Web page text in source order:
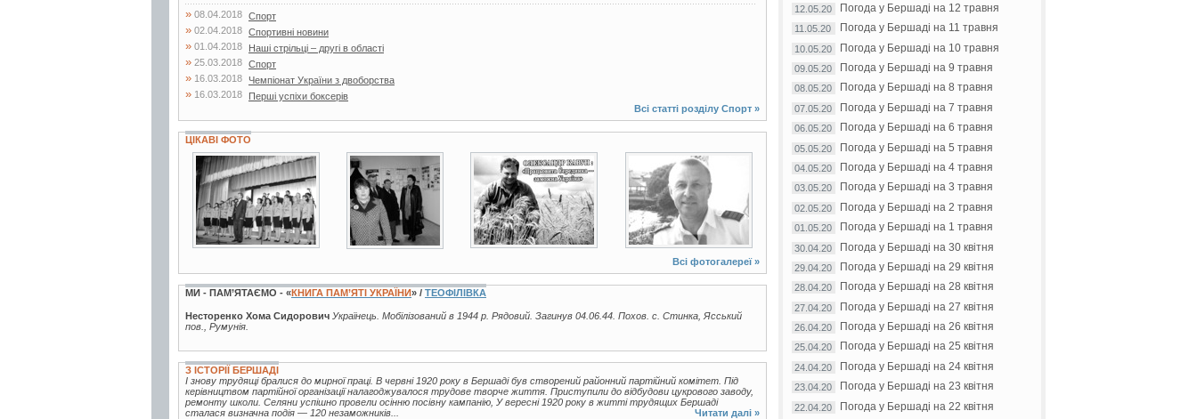
» 08.04.2018 Спорт
» 02.04.2018 Спортивні новини
» 01.04.2018 Наші стрільці – другі в області
» 25.03.2018 Спорт
» 16.03.2018 Чемпіонат України з двоборства
» 16.03.2018
Перші успіхи боксерів
Всі статті розділу Спорт »
ЦІКАВІ ФОТО
2 фото 4 фото 2 фото
Всі фотогалереї »
МИ - ПАМ’ЯТАЄМО - «КНИГА ПАМ’ЯТІ УКРАЇНИ» / ТЕОФІЛІВКА
Несторенко Хома Сидорович Українець. Мобілізований в 1944 р. Рядовий. Загинув 04.06.44. Похов. с. Стинка, Ясський
пов., Румунія.
З ІСТОРІЇ БЕРШАДІ
І знову трудящі бралися до мирної праці. В червні 1920 року в Бершаді був створений районний партійний комітет. Під
керівництвом партійної організації налагоджувалося трудове творче життя. Приступили до відбудови цукрового заводу,
ремонту школи. Селяни успішно провели осінню посівну кампанію, У вересні 1920 року в житті трудящих Бершаді
сталася визначна подія — 120 незаможників...
Читати далі »
12.05.20 Погода у Бершаді на 12 травня
11.05.20 Погода у Бершаді на 11 травня
10.05.20 Погода у Бершаді на 10 травня
09.05.20 Погода у Бершаді на 9 травня
08.05.20 Погода у Бершаді на 8 травня
07.05.20 Погода у Бершаді на 7 травня
06.05.20 Погода у Бершаді на 6 травня
05.05.20 Погода у Бершаді на 5 травня
04.05.20 Погода у Бершаді на 4 травня
03.05.20 Погода у Бершаді на 3 травня
02.05.20 Погода у Бершаді на 2 травня
01.05.20 Погода у Бершаді на 1 травня
30.04.20 Погода у Бершаді на 30 квітня
29.04.20 Погода у Бершаді на 29 квітня
28.04.20 Погода у Бершаді на 28 квітня
27.04.20 Погода у Бершаді на 27 квітня
26.04.20 Погода у Бершаді на 26 квітня
25.04.20 Погода у Бершаді на 25 квітня
24.04.20 Погода у Бершаді на 24 квітня
23.04.20 Погода у Бершаді на 23 квітня
22.04.20 Погода у Бершаді на 22 квітня